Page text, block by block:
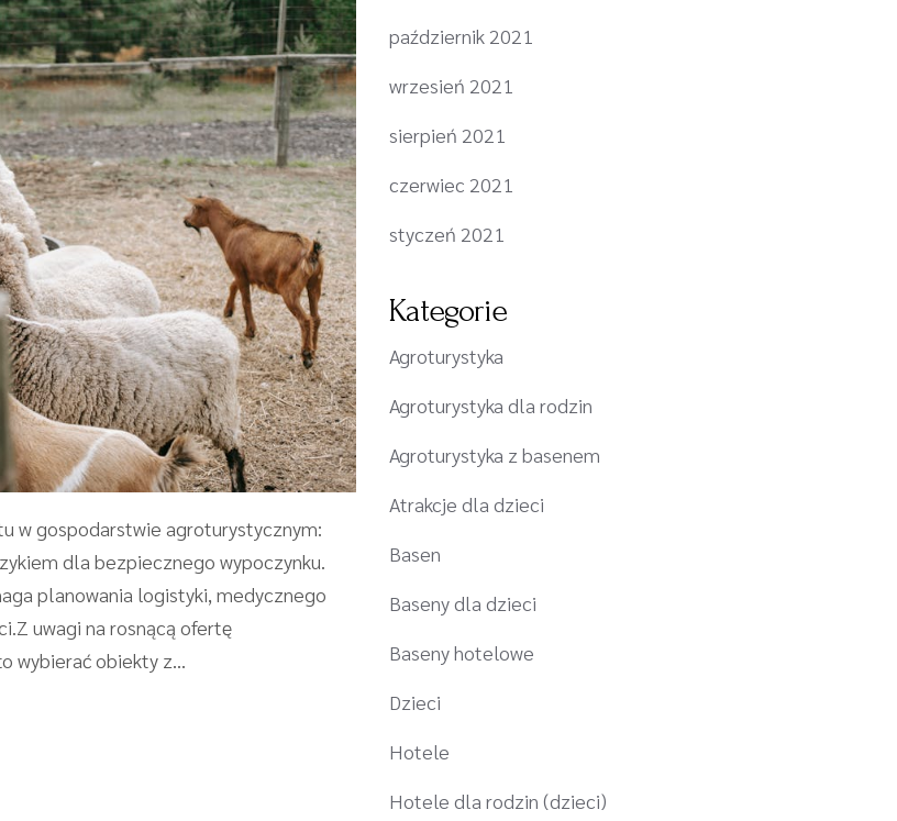
w gospodarstwie agroturystycznym:
dla bezpiecznego wypoczynku.
planowania logistyki, medycznego
uwagi na rosnącą ofertę
wybierać obiekty z...
październik 2021
wrzesień 2021
sierpień 2021
czerwiec 2021
styczeń 2021
Kategorie
Agroturystyka
Agroturystyka dla rodzin
Agroturystyka z basenem
Atrakcje dla dzieci
Basen
Baseny dla dzieci
Baseny hotelowe
Dzieci
Hotele
Hotele dla rodzin (dzieci)